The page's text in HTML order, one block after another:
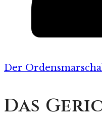
Der
Das